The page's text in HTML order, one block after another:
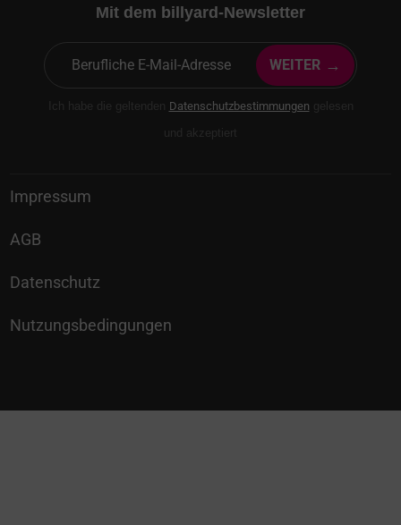
Mit dem billyard-Newsletter
WEITER →
Ich habe die geltenden Datenschutzbestimmungen gelesen
und akzeptiert
Impressum
AGB
Datenschutz
Nutzungsbedingungen